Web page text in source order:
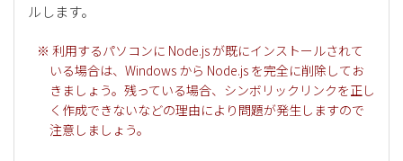
ルします。
※ 利用するパソコンに Node.js が既にインストールされて
いる場合は、Windows から Node.js を完全に削除してお
きましょう。残っている場合、シンボリックリンクを正し
く作成できないなどの理由により問題が発生しますので
注意しましょう。